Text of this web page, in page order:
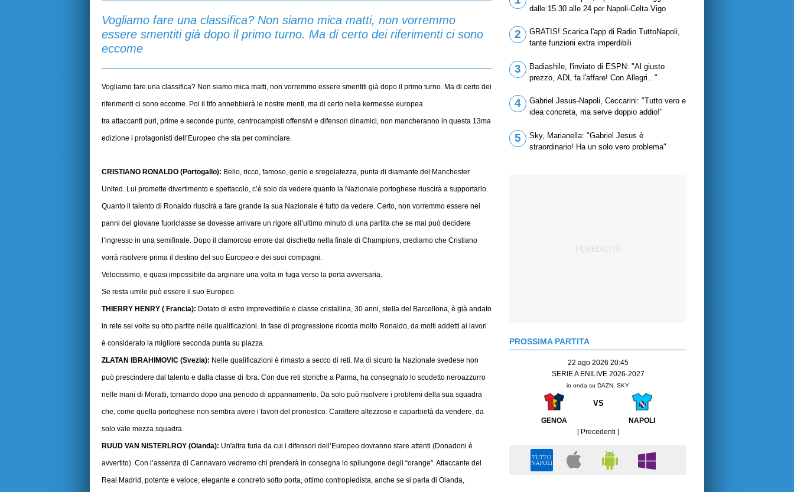
Vogliamo fare una classifica? Non siamo mica matti, non vorremmo
essere smentiti già dopo il primo turno. Ma di certo dei riferimenti ci sono
eccome
Vogliamo fare una classifica? Non siamo mica matti, non vorremmo essere smentiti già dopo il primo turno. Ma di certo dei
riferimenti ci sono eccome. Poi il tifo annebbierà le nostre menti, ma di certo nella kermesse europea
tra attaccanti puri, prime e seconde punte, centrocampisti offensivi e difensori dinamici, non mancheranno in questa 13ma
edizione i protagonisti dell’Europeo che sta per cominciare.
CRISTIANO RONALDO (Portogallo): Bello, ricco, famoso, genio e sregolatezza, punta di diamante del Manchester
United. Lui promette divertimento e spettacolo, c’è solo da vedere quanto la Nazionale portoghese riuscirà a supportarlo.
Quanto il talento di Ronaldo riuscirà a fare grande la sua Nazionale è tutto da vedere. Certo, non vorremmo essere nei
panni del giovane fuoriclasse se dovesse arrivare un rigore all’ultimo minuto di una partita che se mai può decidere
l’ingresso in una semifinale. Dopo il clamoroso errore dal dischetto nella finale di Champions, crediamo che Cristiano
vorrà risolvere prima il destino del suo Europeo e dei suoi compagni.
Velocissimo, e quasi impossibile da arginare una volta in fuga verso la porta avversaria.
Se resta umile può essere il suo Europeo.
THIERRY HENRY ( Francia): Dotato di estro imprevedibile e classe cristallina, 30 anni, stella del Barcellona, è già andato
in rete sei volte su otto partite nelle qualificazioni. In fase di progressione ricorda molto Ronaldo, da molti addetti ai lavori
è considerato la migliore seconda punta su piazza.
ZLATAN IBRAHIMOVIC (Svezia): Nelle qualificazioni è rimasto a secco di reti. Ma di sicuro la Nazionale svedese non
può prescindere dal talento e dalla classe di Ibra. Con due reti storiche a Parma, ha consegnato lo scudetto neroazzurro
nelle mani di Moratti, tornando dopo una periodo di appannamento. Da solo può risolvere i problemi della sua squadra
che, come quella portoghese non sembra avere i favori del pronostico. Carattere altezzoso e caparbietà da vendere, da
solo vale mezza squadra.
RUUD VAN NISTERLROY (Olanda): Un'altra furia da cui i difensori dell’Europeo dovranno stare attenti (Donadoni è
avvertito). Con l’assenza di Cannavaro vedremo chi prenderà in consegna lo spilungone degli “orange”. Attaccante del
Real Madrid, potente e veloce, elegante e concreto sotto porta, ottimo contropiedista, anche se si parla di Olanda,
dalle 15.30 alle 24 per Napoli-Celta Vigo
2
GRATIS! Scarica l'app di Radio TuttoNapoli,
tante funzioni extra imperdibili
3
Badiashile, l'inviato di ESPN: "Al giusto
prezzo, ADL fa l'affare! Con Allegri..."
4
Gabriel Jesus-Napoli, Ceccarini: "Tutto vero e
idea concreta, ma serve doppio addio!"
5
Sky, Marianella: "Gabriel Jesus è
straordinario! Ha un solo vero problema"
PROSSIMA PARTITA
22 ago 2026 20:45
SERIE A ENILIVE 2026-2027
in onda su DAZN, SKY
VS
GENOA
NAPOLI
[ Precedenti ]